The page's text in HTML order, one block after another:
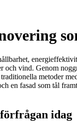
vind. Genom
metoder
en fasad som tål
idag